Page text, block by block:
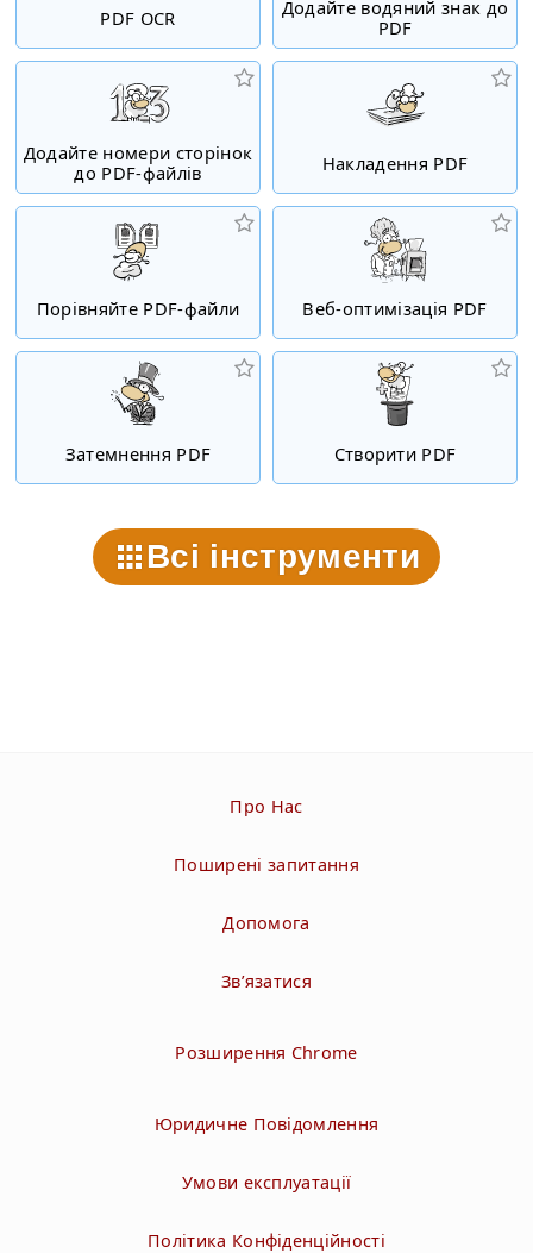
PDF OCR
Додайте водяний знак до
PDF
Додайте номери сторінок
до PDF-файлів
Накладення PDF
Порівняйте PDF-файли Веб-оптимізація PDF
Затемнення PDF Створити PDF
Всі інструменти
Про Нас
Поширені запитання
Допомога
Зв’язатися
Розширення Chrome
Юридичне Повідомлення
Умови експлуатації
Політика Конфіденційності